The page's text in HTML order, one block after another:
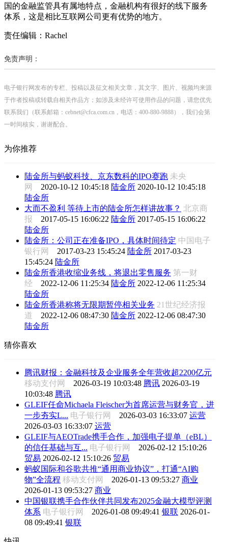
国的金融监管具有属地特点，金融机构有很好的线下服务
体系，这是相比互联网公司更有优势的地方。
责任编辑：Rachel
免责声明：
电子银行网发布的专栏、投稿以及征文相关文章，其文字、图片、视频均来源
于作者投稿或转载自相关作品方；如涉及未经许可使用作品的问题，请您优先
联系我们（联系邮箱：cebnet@cfca.com.cn，电话：400-880-9888），我们会第
一时间核实，谢谢配合。
为你推荐
陆金所与蚂蚁科技、京东数科的IPO赛跑 未央
网 2020-10-12 10:45:18 陆金所 2020-10-12 10:45:18
陆金所
大而不盈利 等待上市的陆金所怎样讲故事？ 北京商
报 2017-05-15 16:06:22 陆金所 2017-05-15 16:06:22
陆金所
陆金所：公司正在准备IPO，具体时间待定 中国电子
银行网 2017-03-23 15:45:24 陆金所 2017-03-23
15:45:24 陆金所
陆金所香港收缩业务线，将退出零售服务 第一财
经 2022-12-06 11:25:34 陆金所 2022-12-06 11:25:34
陆金所
陆金所香港称将无限期暂停相关业务 21世纪经济报
道 2022-12-06 08:47:30 陆金所 2022-12-06 08:47:30
陆金所
猜你喜欢
腾讯财报：金融科技及企业服务全年营收超2200亿元
移动支付网 2026-03-19 10:03:48 腾讯 2026-03-19
10:03:48 腾讯
GLEIF任命Michaela Fleischer为首席运营与财务官，进
一步夯实L... 电子银行网 2026-03-03 16:33:07 运营
2026-03-03 16:33:07 运营
GLEIF与AEOTrade携手合作，加强电子提单（eBL）
的信任基础与互... 电子银行网 2026-02-12 15:10:26
贸易 2026-02-12 15:10:26 贸易
蚂蚁国际和谷歌共推“通用商业协议”，打通“AI购
物”全流程 移动支付网 2026-01-13 09:53:27 商业
2026-01-13 09:53:27 商业
中国银联携手合作伙伴共同发布2025金融大模型评测
体系 电子银行网 2026-01-08 09:49:41 银联 2026-01-
08 09:49:41 银联